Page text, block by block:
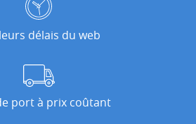
délais du web
port à prix coûtant